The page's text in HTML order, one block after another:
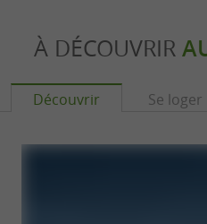
À DÉCOUVRIR
Découvrir Se loger